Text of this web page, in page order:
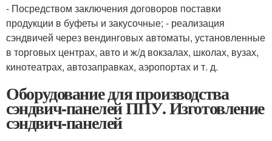
- Посредством заключения договоров поставки
продукции в буфеты и закусочные; - реализация
сэндвичей через вендинговых автоматы, установленные
в торговых центрах, авто и ж/д вокзалах, школах, вузах,
кинотеатрах, автозаправках, аэропортах и т. д.
Оборудование для производства
сэндвич-панелей ППУ. Изготовление
сэндвич-панелей